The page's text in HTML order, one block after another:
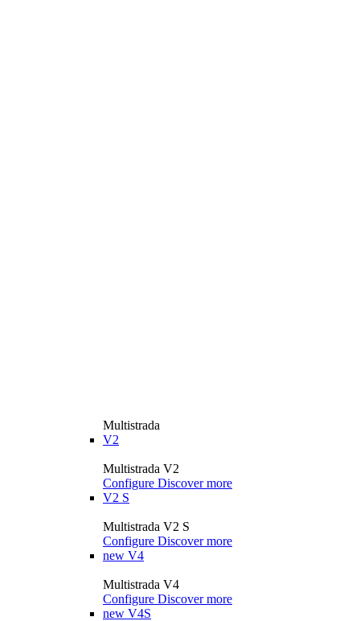
Multistrada
V2
Multistrada V2
Configure Discover more
V2 S
Multistrada V2 S
Configure Discover more
new V4
Multistrada V4
Configure Discover more
new V4S